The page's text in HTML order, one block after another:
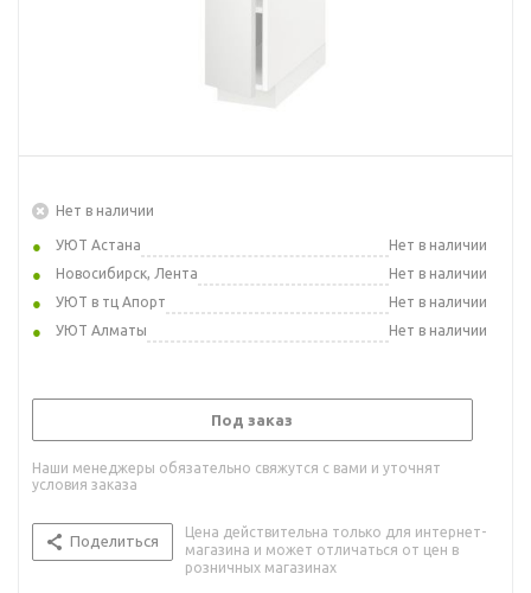
Нет в наличии
УЮТ Астана
Нет в наличии
Новосибирск, Лента
Нет в наличии
УЮТ в тц Апорт
Нет в наличии
УЮТ Алматы
Нет в наличии
Под заказ
Наши менеджеры обязательно свяжутся с вами и уточнят
условия заказа
Поделиться
Цена действительна только для интернет-
магазина и может отличаться от цен в
розничных магазинах